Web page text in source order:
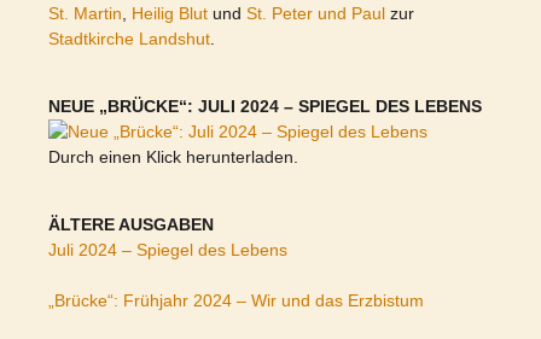
St. Martin
Heilig Blut und St. Peter und Paul zur
Stadtkirche Landshut
NEUE „BRÜCKE“: JULI 2024 – SPIEGEL DES LEBENS
Durch einen Klick herunterladen.
ÄLTERE AUSGABEN
Juli 2024 – Spiegel des Lebens
„Brücke“: Frühjahr 2024 – Wir und das Erzbistum